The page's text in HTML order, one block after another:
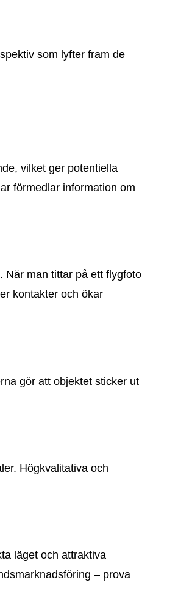
som lyfter fram de
vilket ger potentiella
förmedlar information om
När man tittar på ett flygfoto
kontakter och ökar
gör att objektet sticker ut
Högkvalitativa och
läget och attraktiva
– prova